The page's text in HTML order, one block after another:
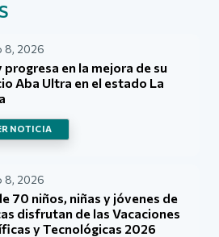
8, 2026
progresa en la mejora de su
Aba Ultra en el estado La
NOTICIA
8, 2026
70 niños, niñas y jóvenes de
disfrutan de las Vacaciones
y Tecnológicas 2026